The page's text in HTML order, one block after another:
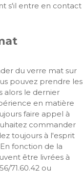
s'il entre en contact
du verre mat sur
pouvez prendre les
alors le dernier
en matière
faire appel à
commander
toujours à l'esprit
fonction de la
être livrées à
71.60.42 ou